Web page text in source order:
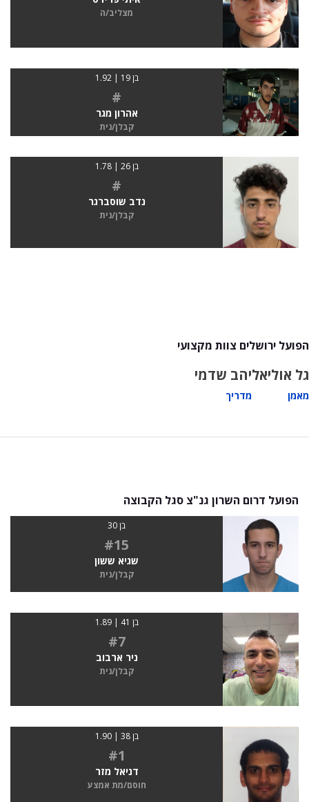
מצליב/ה
בן 19 | 1.92
#
אהרון מגר
קבלן/נית
בן 26 | 1.78
#
נדב שוסברגר
קבלן/נית
הפועל ירושלים צוות מקצועי
גל אוליאל
מאמן
יהב שדמי
מדריך
הפועל דרום השרון גנ"צ סגל הקבוצה
בן 30
#15
שגיא ששון
קבלן/נית
בן 41 | 1.89
#7
ניר ארבוב
קבלן/נית
בן 38 | 1.90
#1
דניאל מזר
חוסם/מת אמצע